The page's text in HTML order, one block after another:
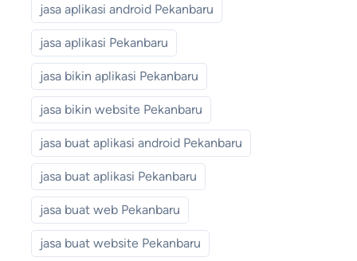
jasa aplikasi android Pekanbaru
jasa aplikasi Pekanbaru
jasa bikin aplikasi Pekanbaru
jasa bikin website Pekanbaru
jasa buat aplikasi android Pekanbaru
jasa buat aplikasi Pekanbaru
jasa buat web Pekanbaru
jasa buat website Pekanbaru